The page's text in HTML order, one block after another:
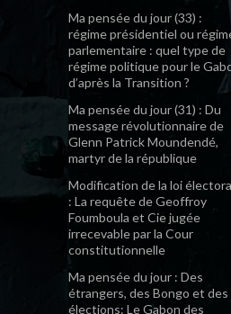
Ma pensée du jour (33) :
régime présidentiel ou
parlementaire : quel type de
régime politique pour le
d’après la Transition ?
Ma pensée du jour (31) : Du
message révolutionnaire de
Glenn Patrick Moundendé,
martyr de la république
Modification de la loi
: La requête de Geoffroy
Foumboula et Cie jugée
irrecevable par la Cour
constitutionnelle
Ma pensée du jour : Des
étrangers, des Bongo et des
élections: Le Gabon des